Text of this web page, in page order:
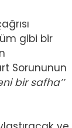
gibi bir
Sorununun
bir safha’’